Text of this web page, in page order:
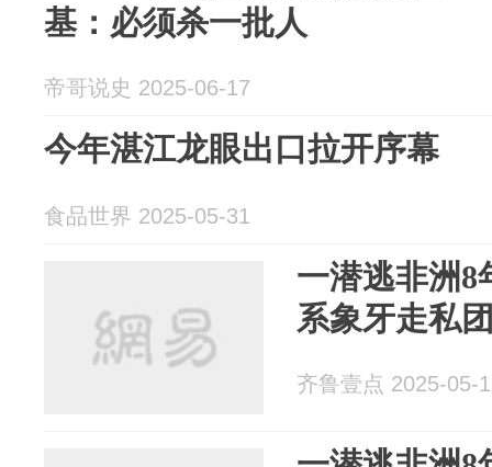
基：必须杀一批人
帝哥说史 2025-06-17
今年湛江龙眼出口拉开序幕
食品世界 2025-05-31
一潜逃非洲8
系象牙走私
齐鲁壹点 2025-05-